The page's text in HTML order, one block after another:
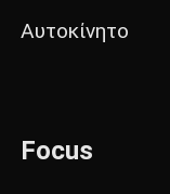
Αυτοκίνητο
Focus